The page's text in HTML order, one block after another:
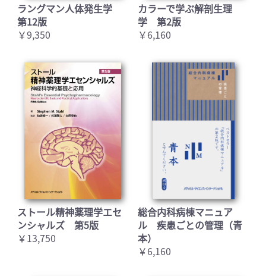
ラングマン人体発生学
第12版
￥9,350
カラーで学ぶ解剖生理
学 第2版
￥6,160
ストール精神薬理学エセ
ンシャルズ 第5版
￥13,750
総合内科病棟マニュア
ル 疾患ごとの管理（青
本）
￥6,160